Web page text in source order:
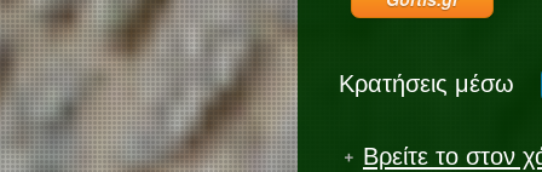
Κρατήσεις μέσω
Βρείτε το στον